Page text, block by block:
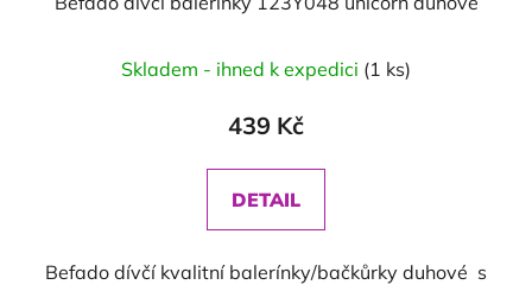
Skladem - ihned k expedici (1 ks)
439 Kč
DETAIL
Befado dívčí kvalitní balerínky/bačkůrky duhové s